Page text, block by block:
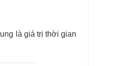
là giá trị thời gian